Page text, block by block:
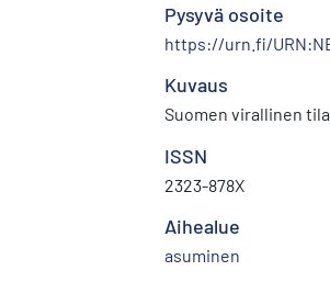
Pysyvä osoite
https://urn.fi/
Kuvaus
Suomen virallinen
ISSN
2323-878X
Aihealue
asuminen